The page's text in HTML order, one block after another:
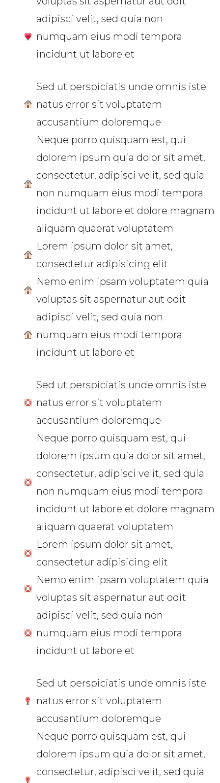
adipisci velit, sed quia non
numquam eius modi tempora
incidunt ut labore et
Sed ut perspiciatis unde omnis iste
natus error sit voluptatem
accusantium doloremque
Neque porro quisquam est, qui
dolorem ipsum quia dolor sit amet,
consectetur, adipisci velit, sed quia
non numquam eius modi tempora
incidunt ut labore et dolore magnam
aliquam quaerat voluptatem
Lorem ipsum dolor sit amet,
consectetur adipisicing elit
Nemo enim ipsam voluptatem quia
voluptas sit aspernatur aut odit
adipisci velit, sed quia non
numquam eius modi tempora
incidunt ut labore et
Sed ut perspiciatis unde omnis iste
natus error sit voluptatem
accusantium doloremque
Neque porro quisquam est, qui
dolorem ipsum quia dolor sit amet,
consectetur, adipisci velit, sed quia
non numquam eius modi tempora
incidunt ut labore et dolore magnam
aliquam quaerat voluptatem
Lorem ipsum dolor sit amet,
consectetur adipisicing elit
Nemo enim ipsam voluptatem quia
voluptas sit aspernatur aut odit
adipisci velit, sed quia non
numquam eius modi tempora
incidunt ut labore et
Sed ut perspiciatis unde omnis iste
natus error sit voluptatem
accusantium doloremque
Neque porro quisquam est, qui
dolorem ipsum quia dolor sit amet,
consectetur, adipisci velit, sed quia